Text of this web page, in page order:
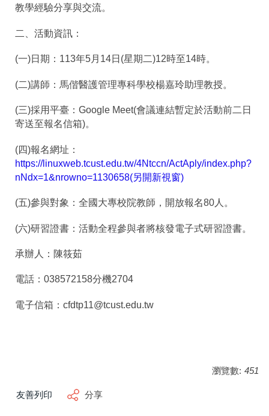
教學經驗分享與交流。
二、活動資訊：
(一)日期：113年5月14日(星期二)12時至14時。
(二)講師：馬偕醫護管理專科學校楊嘉玲助理教授。
(三)採用平臺：Google Meet(會議連結暫定於活動前二日
寄送至報名信箱)。
(四)報名網址：
https://linuxweb.tcust.edu.tw/4Ntccn/ActAply/index.php?
nNdx=1&nrowno=1130658(另開新視窗)
(五)參與對象：全國大專校院教師，開放報名80人。
(六)研習證書：活動全程參與者將核發電子式研習證書。
承辦人：陳筱茹
電話：038572158分機2704
電子信箱：cfdtp11@tcust.edu.tw
瀏覽數: 451
友善列印 分享